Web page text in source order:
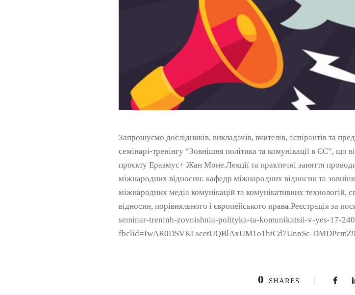
Запрошуємо дослідників, викладачів, вчителів, аспірантів та
семінарі-тренінгу “Зовнішня політика та комунікації в ЄС”, що
проєкту Еразмус+ Жан Моне.Лекції та практичні заняття
міжнародних відносин: кафедр міжнародних відносин та
міжнародних медіа комунікацій та комунікативних технологій,
відносин, порівняльного і європейського права.Реєстрація за
seminar-treninh-zovnishnia-polityka-ta-komunikatsii-v-yes-17-
fbclid=IwAR0DSVKLscetUQBlAxUM1o1htCd7UnnSc-
0 SHARES